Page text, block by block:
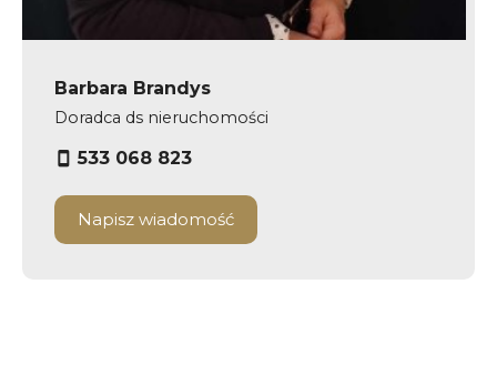
Barbara Brandys
Doradca ds nieruchomości
533 068 823
Napisz wiadomość